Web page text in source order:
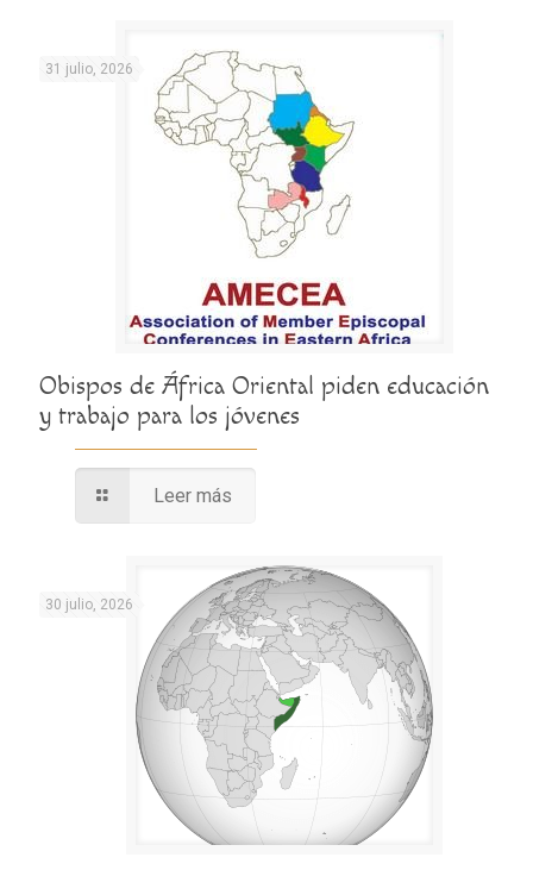
31 julio, 2026
Obispos de África Oriental piden educación
y trabajo para los jóvenes
Leer más
30 julio, 2026